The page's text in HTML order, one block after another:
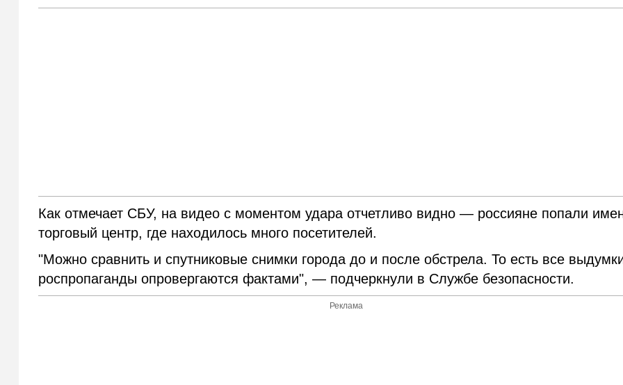
Как отмечает СБУ, на видео с моментом удара отчетливо видно — россияне попали
торговый центр, где находилось много посетителей.
"Можно сравнить и спутниковые снимки города до и после обстрела. То есть все
роспропаганды опровергаются фактами", — подчеркнули в Службе безопасности.
Реклама